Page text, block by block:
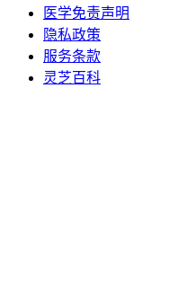
医学免责声明
隐私政策
服务条款
灵芝百科